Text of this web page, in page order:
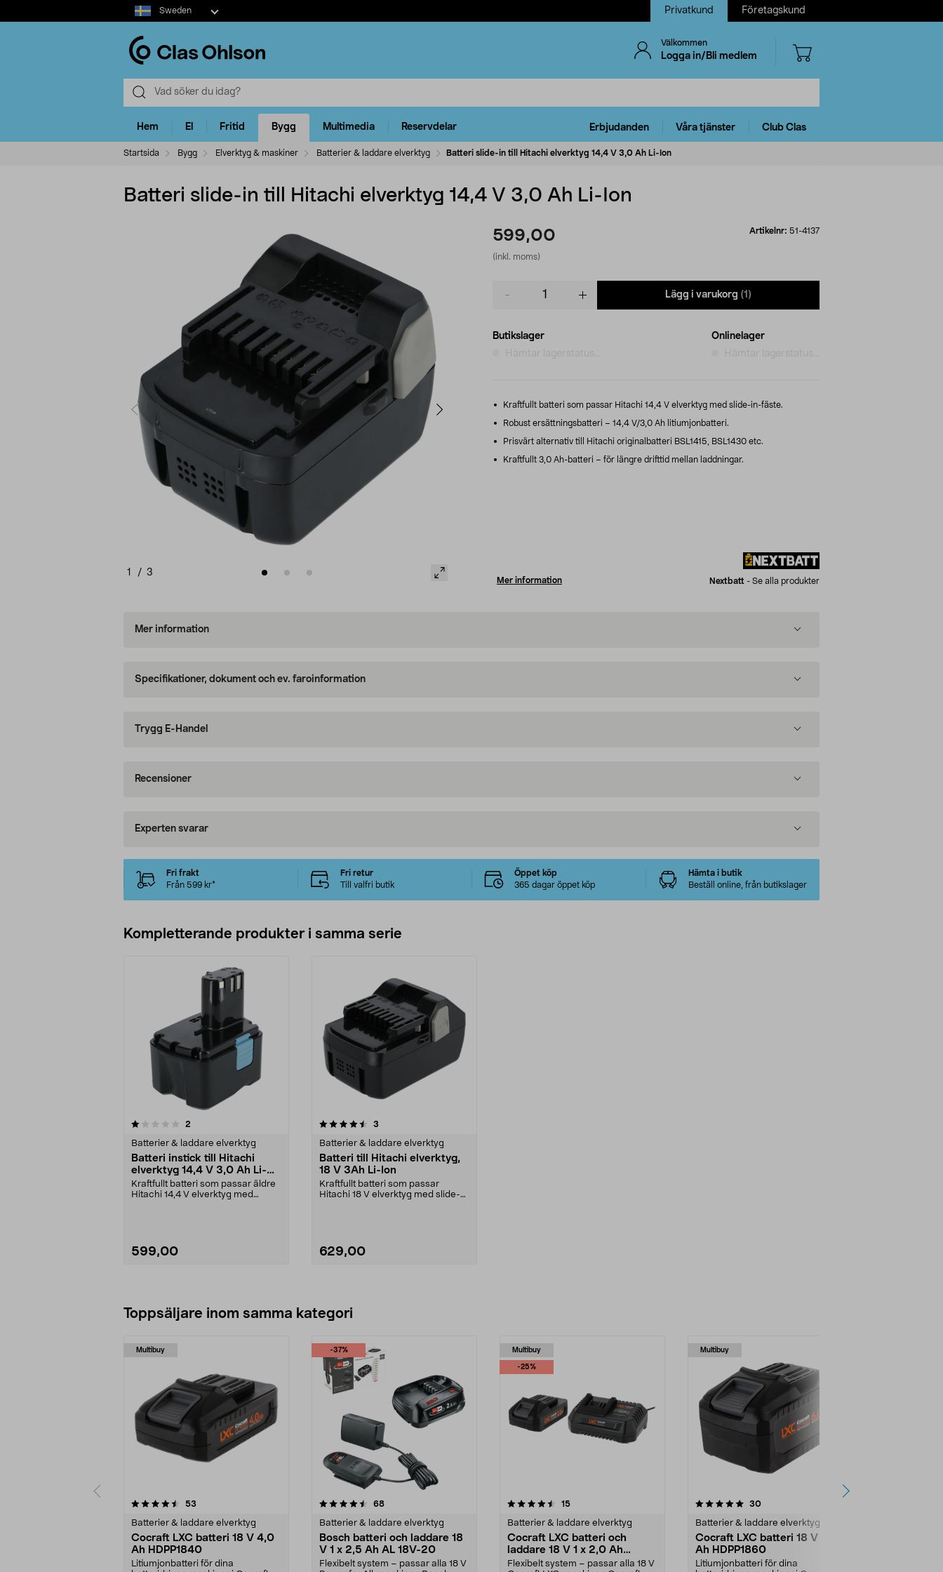
Select
market
Sweden Privatkund Företagskund
Välkommen
Logga in/Bli medlem
Hem El Fritid Bygg Multimedia Reservdelar Erbjudanden Våra tjänster Club Clas
Startsida Bygg Elverktyg & maskiner Batterier & laddare elverktyg Batteri slide-in till Hitachi elverktyg 14,4 V 3,0 Ah Li-Ion
Batteri slide-in till Hitachi elverktyg 14,4 V 3,0 Ah Li-Ion
1 / 3
599,00
(inkl. moms)
Artikelnr: 51-4137
Lägg i varukorg (1)
Butikslager
Onlinelager
Kraftfullt batteri som passar Hitachi 14,4 V elverktyg med slide-in-fäste.
Robust ersättningsbatteri – 14,4 V/3,0 Ah litiumjonbatteri.
Prisvärt alternativ till Hitachi originalbatteri BSL1415, BSL1430 etc.
Kraftfullt 3,0 Ah-batteri – för längre drifttid mellan laddningar.
Mer information Nextbatt - Se alla produkter
Mer information
Specifikationer, dokument och ev. faroinformation
Trygg E-Handel
Recensioner
Experten svarar
Fri frakt
Från 599 kr*
Fri retur
Till valfri butik
Öppet köp
365 dagar öppet köp
Hämta i butik
Beställ online, från butikslager
Kompletterande produkter i samma serie
2
Batterier & laddare elverktyg
Batteri instick till Hitachi
elverktyg 14,4 V 3,0 Ah Li-
Ion
Kraftfullt batteri som passar äldre
Hitachi 14,4 V elverktyg med
599,00
4.5av 5 stjärnor 3
Batterier & laddare elverktyg
Batteri till Hitachi elverktyg,
18 V 3Ah Li-Ion
Kraftfullt batteri som passar
Hitachi 18 V elverktyg med slide-
629,00
Toppsäljare inom samma kategori
Multibuy
53
Batterier & laddare elverktyg
Cocraft LXC batteri 18 V 4,0
Ah HDPP1840
Litiumjonbatteri för dina
-37%
4.5 av 5 stjärnor 68recensioner
Batterier & laddare elverktyg
Bosch batteri och laddare 18
V 1 x 2,5 Ah AL 18V-20
Flexibelt system – passar alla 18 V
Multibuy
-25%
4.5 av 5 stjärnor 15recensioner
Batterier & laddare elverktyg
Cocraft LXC batteri och
laddare 18 V 1 x 2,0 Ah
CBS42
Flexibelt system – passar alla 18 V
Multibuy
5.0 av 5 stjärnor 30recensioner
Batterier & laddare elverktyg
Cocraft LXC batteri 18 V 6,0
Ah HDPP1860
Litiumjonbatteri för dina
4.5 av 5 stjärnor